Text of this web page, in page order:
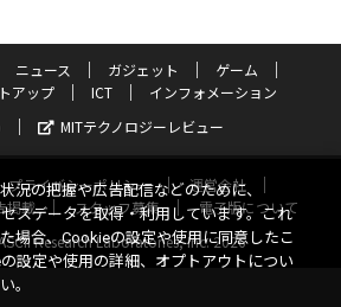
ニュース ガジェット
ゲーム
アップ ICT
インフォメーション
MITテクノロジーレビュー
プライバシーポリシー
運営会社
掲載 スタッフ募集
電子版について
Research Laboratories, Inc. 2026
況の把握や広告配信などのために、
スデータを取得・利用しています。これ
場合、Cookieの設定や使用に同意したこ
設定や使用の詳細、オプトアウトについ
。